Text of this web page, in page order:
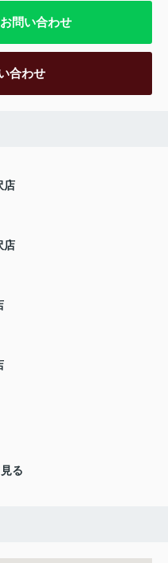
問い合わせ
合わせ
店
店
る